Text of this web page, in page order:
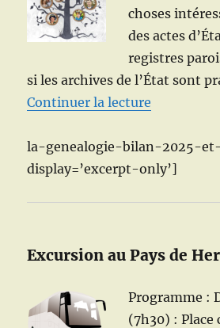
choses
des actes
registres
si les archives de l’État sont
Continuer la lecture
la-genealogie-bilan-2025-
display=’excerpt-only’]
Excursion au Pays de
Programme :
(7h30) : Place